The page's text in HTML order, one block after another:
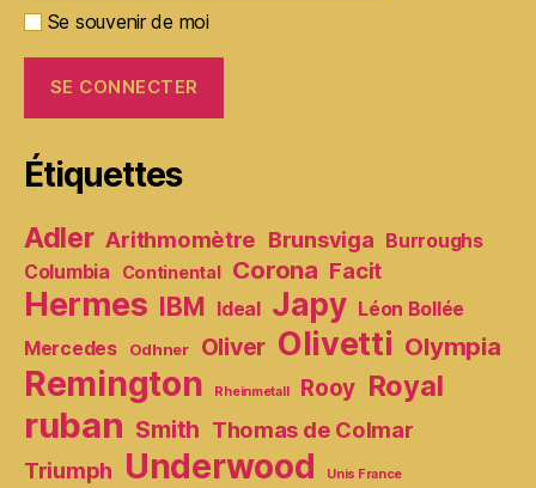
Se souvenir de moi
Étiquettes
Adler Arithmomètre Brunsviga Burroughs
Columbia
Continental Corona Facit
Hermes IBM Ideal Japy Léon Bollée
Mercedes
Odhner Oliver Olivetti Olympia
Remington Rheinmetall Rooy Royal
ruban Smith Thomas de Colmar
Triumph Underwood Unis France